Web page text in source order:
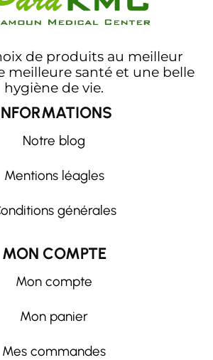
de produits au meilleur
meilleure santé et une belle
hygiène de vie.
Notre blog
Mentions léagles
générales
MON COMPTE
Mon compte
Mon panier
Mes commandes